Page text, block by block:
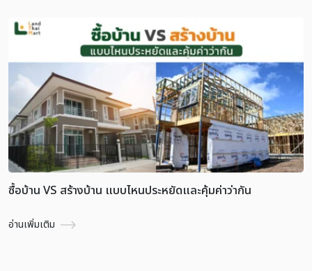
ซื้อบ้าน VS สร้างบ้าน แบบไหนประหยัดและคุ้มค่าว่ากัน
อ่านเพิ่มเติม